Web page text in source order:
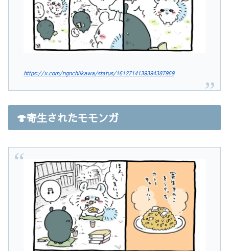
https://x.com/ngnchiikawa/status/1612714139394387969
🍄寄生されたモモンガ